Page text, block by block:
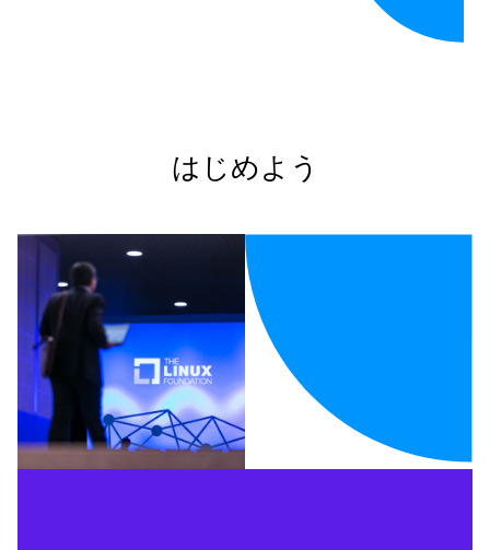
はじめよう